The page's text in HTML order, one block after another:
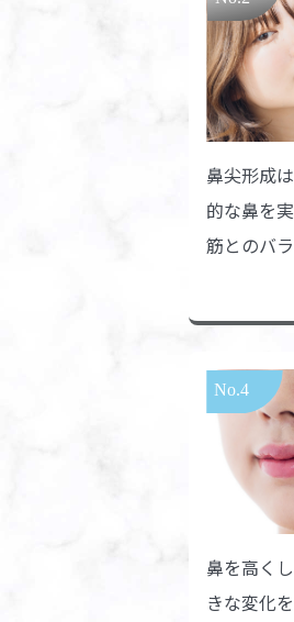
鼻尖形成
的な鼻を
筋とのバ
鼻を高く
きな変化